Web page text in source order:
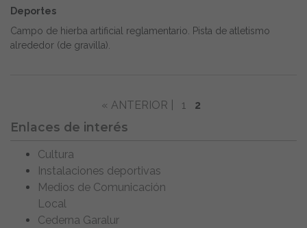
Deportes
Campo de hierba artificial reglamentario. Pista de atletismo
alrededor (de gravilla).
« ANTERIOR | 1 2
Enlaces de interés
Cultura
Instalaciones deportivas
Medios de Comunicación
Local
Cederna Garalur